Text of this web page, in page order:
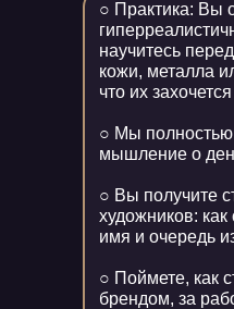
○ Практика: Вы
научитесь
кожи, металла
что их
○ Мы
мышление о
○ Вы получите
художников: как
имя и очередь
○ Поймете, как
брендом, за